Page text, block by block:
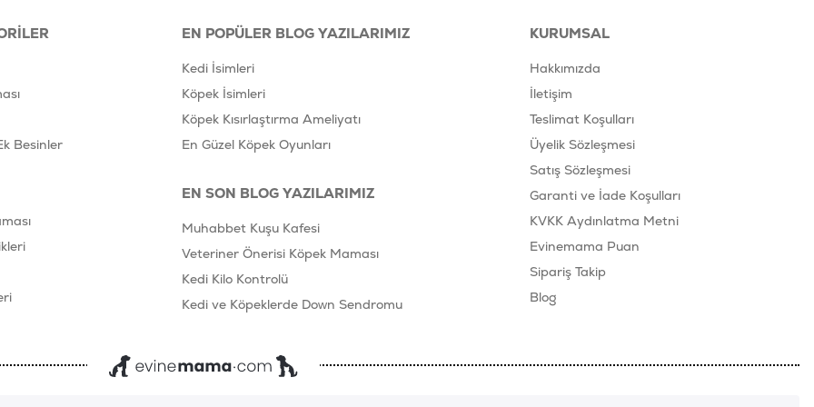
Besinler
EN POPÜLER BLOG YAZILARIMIZ
Kedi İsimleri
Köpek İsimleri
Köpek Kısırlaştırma Ameliyatı
En Güzel Köpek Oyunları
EN SON BLOG YAZILARIMIZ
Muhabbet Kuşu Kafesi
Veteriner Önerisi Köpek Maması
Kedi Kilo Kontrolü
Kedi ve Köpeklerde Down Sendromu
KURUMSAL
Hakkımızda
İletişim
Teslimat Koşulları
Üyelik Sözleşmesi
Satış Sözleşmesi
Garanti ve İade Koşulları
KVKK Aydınlatma Metni
Evinemama Puan
Sipariş Takip
Blog